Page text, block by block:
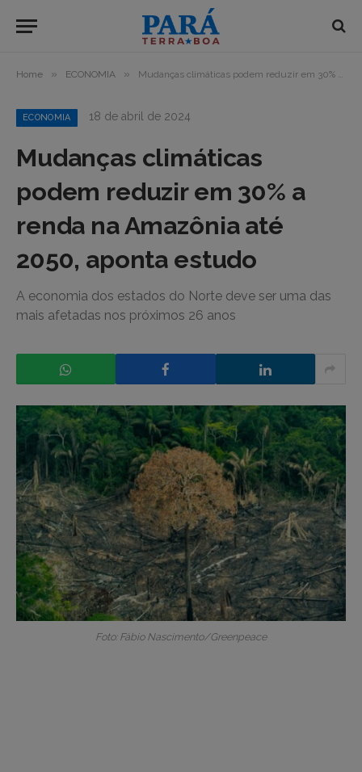
Home » ECONOMIA » Mudanças climáticas podem reduzir em 30% a renda na Amazônia até 2050, aponta estudo
ECONOMIA 18 de abril de 2024
Mudanças climáticas
podem reduzir em 30% a
renda na Amazônia até
2050, aponta estudo
A economia dos estados do Norte deve ser uma das
mais afetadas nos próximos 26 anos
Foto: Fábio Nascimento/Greenpeace